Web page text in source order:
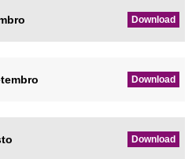
Download
Download
Download